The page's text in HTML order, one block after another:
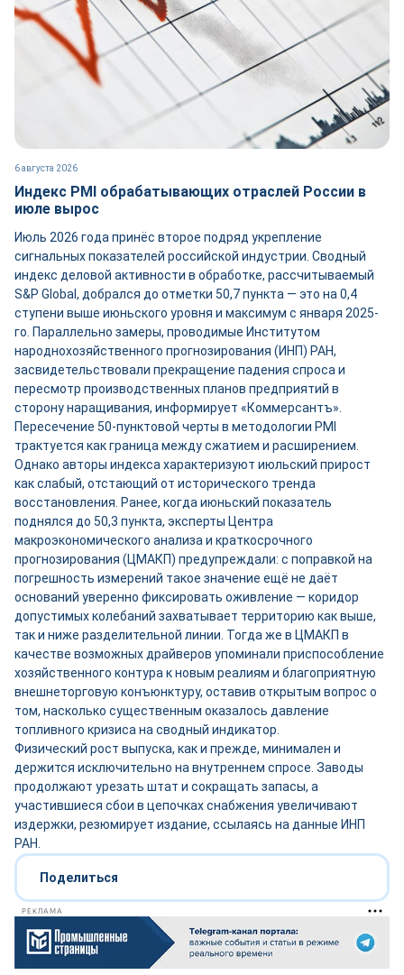
6 августа 2026
Индекс PMI обрабатывающих отраслей России в
июле вырос
Июль 2026 года принёс второе подряд укрепление
сигнальных показателей российской индустрии. Сводный
индекс деловой активности в обработке, рассчитываемый
S&P Global, добрался до отметки 50,7 пункта — это на 0,4
ступени выше июньского уровня и максимум с января 2025-
го. Параллельно замеры, проводимые Институтом
народнохозяйственного прогнозирования (ИНП) РАН,
засвидетельствовали прекращение падения спроса и
пересмотр производственных планов предприятий в
сторону наращивания, информирует «Коммерсантъ».
Пересечение 50-пунктовой черты в методологии PMI
трактуется как граница между сжатием и расширением.
Однако авторы индекса характеризуют июльский прирост
как слабый, отстающий от исторического тренда
восстановления. Ранее, когда июньский показатель
поднялся до 50,3 пункта, эксперты Центра
макроэкономического анализа и краткосрочного
прогнозирования (ЦМАКП) предупреждали: с поправкой на
погрешность измерений такое значение ещё не даёт
оснований уверенно фиксировать оживление — коридор
допустимых колебаний захватывает территорию как выше,
так и ниже разделительной линии. Тогда же в ЦМАКП в
качестве возможных драйверов упоминали приспособление
хозяйственного контура к новым реалиям и благоприятную
внешнеторговую конъюнктуру, оставив открытым вопрос о
том, насколько существенным оказалось давление
топливного кризиса на сводный индикатор.
Физический рост выпуска, как и прежде, минимален и
держится исключительно на внутреннем спросе. Заводы
продолжают урезать штат и сокращать запасы, а
участившиеся сбои в цепочках снабжения увеличивают
издержки, резюмирует издание, ссылаясь на данные ИНП
РАН.
Поделиться
РЕКЛАМА